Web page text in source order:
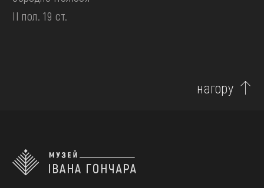
II пол. 19 ст.
нагору